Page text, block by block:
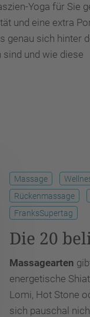
Yoga für Sie
und eine extra
genau sich hinter
und wie diese
Massage
Rückenmassage
FranksSupertag
Die 20
Massagearten
energetische
Lomi, Hot Stone
sich pauschal